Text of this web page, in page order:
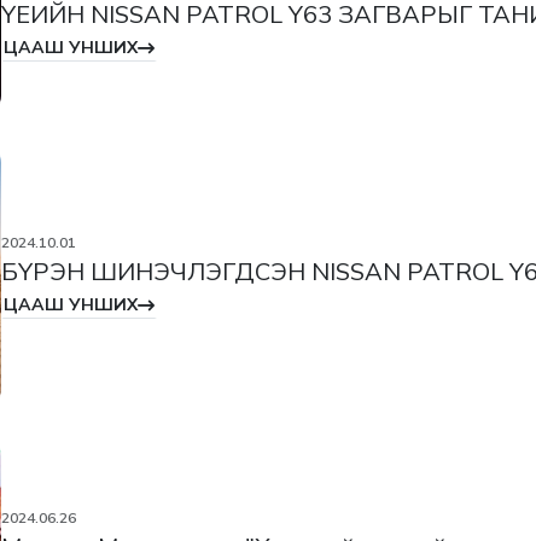
ҮЕИЙН NISSAN PATROL Y63 ЗАГВАРЫГ
ЦААШ УНШИХ
2024.10.01
БҮРЭН ШИНЭЧЛЭГДСЭН NISSAN PATROL
ЦААШ УНШИХ
2024.06.26